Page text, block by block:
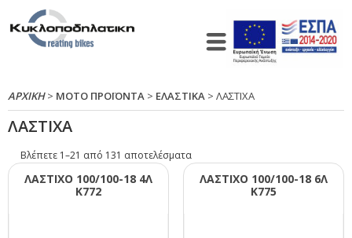
ΑΡΧΙΚΉ> ΜΟΤΟ ΠΡΟΪΟΝΤΑ > ΕΛΑΣΤΙΚΑ > ΛΑΣΤΙΧΑ
ΛΑΣΤΙΧΑ
Βλέπετε 1–21 από 131 αποτελέσματα
ΛΑΣΤΙΧΟ 100/100-18 4Λ
Κ772
ΛΑΣΤΙΧΟ 100/100-18 6Λ
Κ775